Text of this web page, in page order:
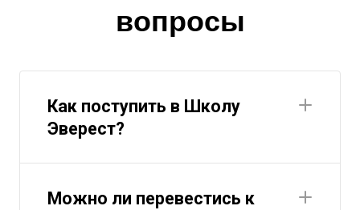
вопросы
Как поступить в Школу
Эверест?
Можно ли перевестись к